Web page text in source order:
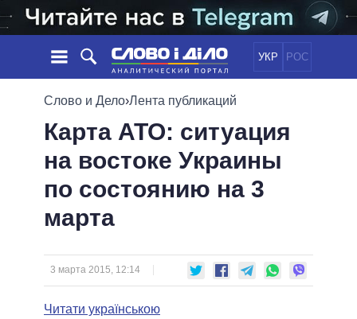
УКР РОС
НОВОСТИ
ЛЕНТА
СОБЫТИЯ
СТАТЬИ
ОБЗОРЫ
ДАЙДЖЕСТЫ
ПОЛИТИКА
ЭКОНОМИКА
ОБЩЕСТВО
ОБЕЩАНИЯ
ПОЛИТИКИ
ПРЕЗИДЕНТ И ОФИС
ВЕРХОВНАЯ РАДА
КАБИНЕТ МИНИСТРОВ
ПОДДЕРЖАТЬ
СРАВНЕНИЕ ПОЛИТИКОВ
Слово и Дело›Лента публикаций
Карта АТО: ситуация
на востоке Украины
по состоянию на 3
марта
3 марта 2015, 12:14
Читати українською